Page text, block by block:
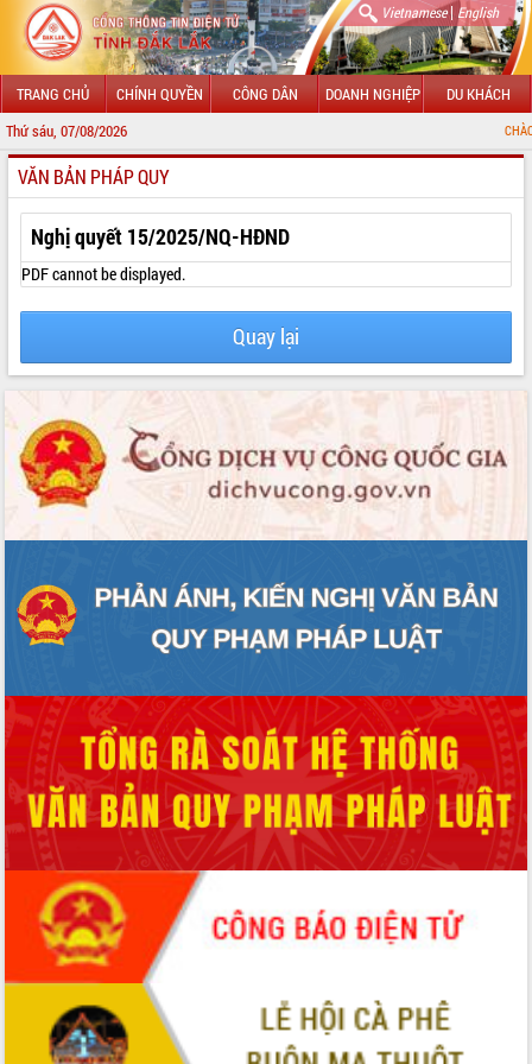
Vietnamese| English
TRANG CHỦ CHÍNH QUYỀN CÔNG DÂN DOANH NGHIỆP DU KHÁCH
Thứ sáu, 07/08/2026 CHÀO MỪNG
GIỚI THIỆU
LÃNH ĐẠO UBND TỈNH
TIN TỨC SỰ KIỆN
UBND CÁC XÃ, PHƯỜNG
THÔNG TIN CHỈ ĐẠO ĐIỀU HÀNH
HỆ THỐNG VĂN BẢN
VĂN BẢN HĐND TỈNH
QUY HOẠCH - KẾ HOẠCH
VĂN BẢN PHÁP QUY
Nghị quyết 15/2025/NQ-HĐND
PDF cannot be displayed.
Quay lại